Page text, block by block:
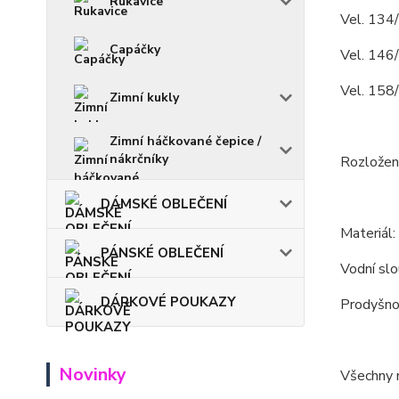
Capáčky
Zimní kukly
Zimní háčkované čepice /
nákrčníky
DÁMSKÉ OBLEČENÍ
PÁNSKÉ OBLEČENÍ
DÁRKOVÉ POUKAZY
Novinky
Vel.
Vel.
Vel.
Vodní
Všechny